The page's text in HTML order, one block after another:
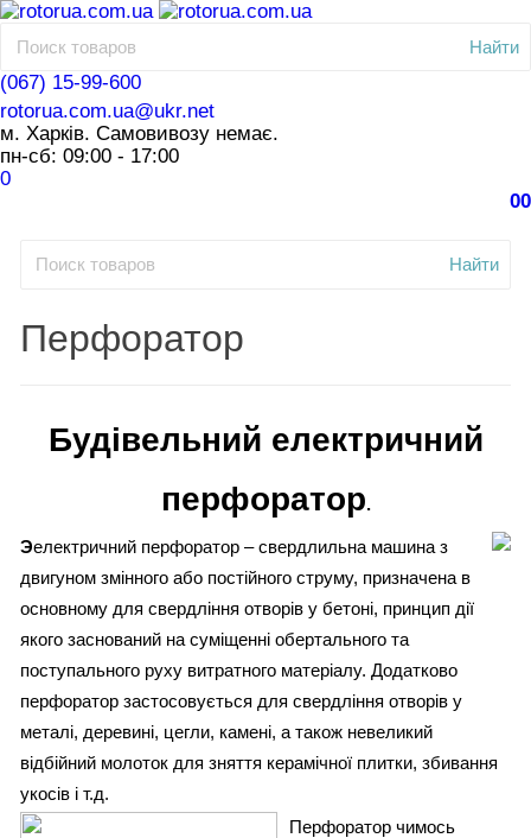
Найти
(067) 15-99-600
rotorua.com.ua@ukr.net
м. Харків. Самовивозу немає.
пн-сб: 09:00 - 17:00
0
00
Найти
Перфоратор
Будівельний електричний
перфоратор.
Эелектричний перфоратор – свердлильна машина з
двигуном змінного або постійного струму, призначена в
основному для свердління отворів у бетоні, принцип дії
якого заснований на суміщенні обертального та
поступального руху витратного матеріалу. Додатково
перфоратор застосовується для свердління отворів у
металі, деревині, цегли, камені, а також невеликий
відбійний молоток для зняття керамічної плитки, збивання
укосів і т.д.
Перфоратор чимось